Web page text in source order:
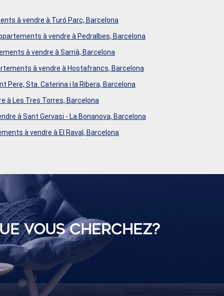
à vendre à Turó Parc, Barcelona
à vendre à Pedralbes, Barcelona
à vendre à Sarrià, Barcelona
à vendre à Hostafrancs, Barcelona
Pere, Sta. Caterina i la Ribera, Barcelona
à Les Tres Torres, Barcelona
à Sant Gervasi - La Bonanova, Barcelona
à vendre à El Raval, Barcelona
VOUS CHERCHEZ?